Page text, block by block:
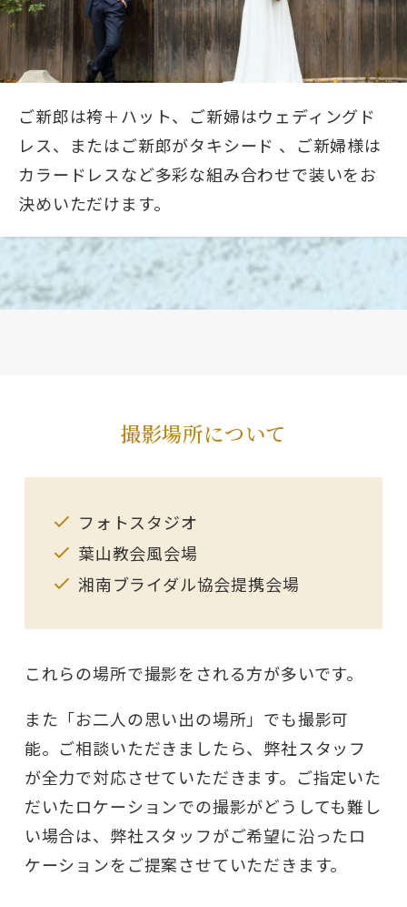
ご新郎は袴＋ハット、ご新婦はウェディングド
レス、またはご新郎がタキシード 、ご新婦様は
カラードレスなど多彩な組み合わせで装いをお
決めいただけます。
撮影場所について
フォトスタジオ
葉山教会風会場
湘南ブライダル協会提携会場
これらの場所で撮影をされる方が多いです。
また「お二人の思い出の場所」でも撮影可
能。ご相談いただきましたら、弊社スタッフ
が全力で対応させていただきます。ご指定いた
だいたロケーションでの撮影がどうしても難し
い場合は、弊社スタッフがご希望に沿ったロ
ケーションをご提案させていただきます。